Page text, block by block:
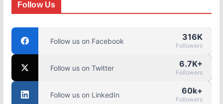
Follow Us
Follow us on Facebook 316K
Followers
Follow us on Twitter 6.7K+
Followers
Follow us on LinkedIn 60k+
Followers